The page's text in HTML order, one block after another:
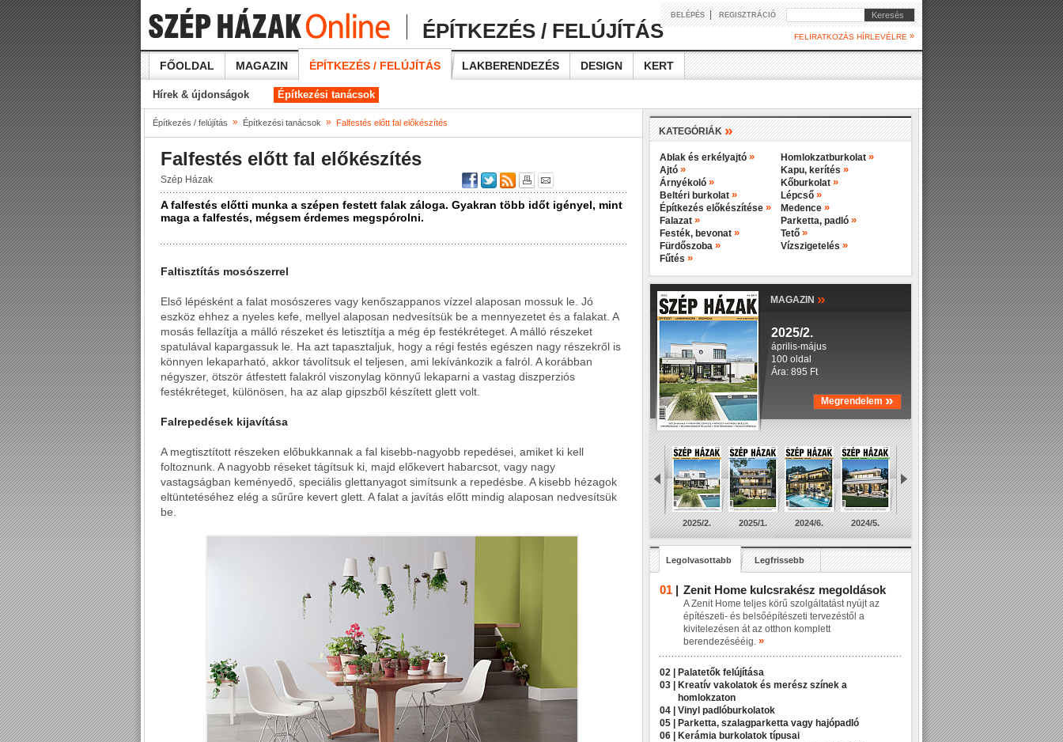
ÉPÍTKEZÉS / FELÚJÍTÁS
BELÉPÉS| REGISZTRÁCIÓ Keresés
FELIRATKOZÁS HÍRLEVÉLRE »
FŐOLDAL MAGAZIN ÉPÍTKEZÉS / FELÚJÍTÁS LAKBERENDEZÉS DESIGN KERT
Hírek & újdonságok Építkezési tanácsok
Építkezés / felújítás » Építkezési tanácsok » Falfestés előtt fal előkészítés
Falfestés előtt fal előkészítés
Szép Házak
A falfestés előtti munka a szépen festett falak záloga. Gyakran több időt igényel, mint
maga a falfestés, mégsem érdemes megspórolni.
Faltisztítás mosószerrel
Első lépésként a falat mosószeres vagy kenőszappanos vízzel alaposan mossuk le. Jó
eszköz ehhez a nyeles kefe, mellyel alaposan nedvesítsük be a mennyezetet és a falakat. A
mosás fellazítja a málló részeket és letisztítja a még ép festékréteget. A málló részeket
spatulával kapargassuk le. Ha azt tapasztaljuk, hogy a régi festés egészen nagy részekről is
könnyen lekaparható, akkor távolítsuk el teljesen, ami lekívánkozik a falról. A korábban
négyszer, ötször átfestett falakról viszonylag könnyű lekaparni a vastag diszperziós
festékréteget, különösen, ha az alap gipszből készített glett volt.
Falrepedések kijavítása
A megtisztított részeken előbukkannak a fal kisebb-nagyobb repedései, amiket ki kell
foltoznunk. A nagyobb réseket tágítsuk ki, majd előkevert habarcsot, vagy nagy
vastagságban keményedő, speciális glettanyagot simítsunk a repedésbe. A kisebb hézagok
eltüntetéséhez elég a sűrűre kevert glett. A falat a javítás előtt mindig alaposan nedvesítsük
be.
KATEGÓRIÁK»
Ablak és erkélyajtó »
Ajtó »
Árnyékoló »
Beltéri burkolat »
Építkezés előkészítése »
Falazat »
Festék, bevonat »
Fürdőszoba »
Fűtés »
Homlokzatburkolat »
Kapu, kerítés »
Kőburkolat »
Lépcső »
Medence »
Parketta, padló »
Tető »
Vízszigetelés »
MAGAZIN »
2025/2.
április-május
100 oldal
Ára: 895 Ft
Megrendelem »
2025/2. 2025/1. 2024/6. 2024/5.
Legolvasottabb Legfrissebb
01 | Zenit Home kulcsrakész megoldások
A Zenit Home teljes körű szolgáltatást nyújt az
építészeti- és belsőépítészeti tervezéstől a
kivitelezésen át az otthon komplett
berendezésééig. »
02 |
Palatetők felújítása
03 |
Kreatív vakolatok és merész színek a
homlokzaton
04 |
Vinyl padlóburkolatok
05 |
Parketta, szalagparketta vagy hajópadló
06 |
Kerámia burkolatok típusai